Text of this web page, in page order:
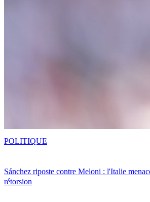
Sánchez riposte contre Meloni : l'Italie
rétorsion
POLITIQUE